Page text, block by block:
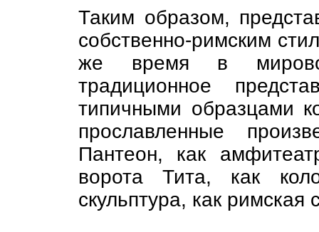
Таким образом,
собственно-римским
же время в
традиционное
типичными образцами
прославленные
Пантеон, как
ворота Тита, как
скульптура, как римская